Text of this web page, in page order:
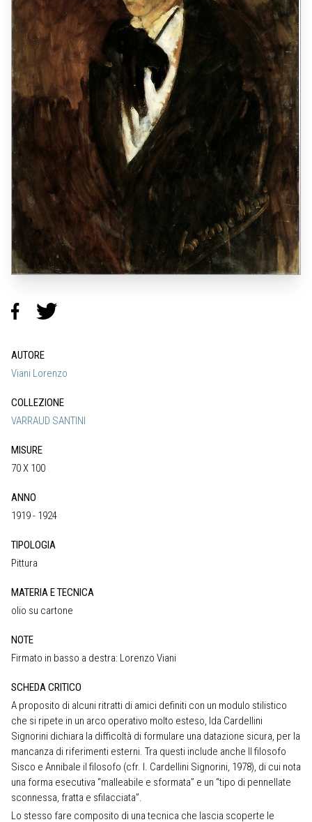
AUTORE
Viani Lorenzo
COLLEZIONE
VARRAUD SANTINI
MISURE
70 X 100
ANNO
1919 - 1924
TIPOLOGIA
Pittura
MATERIA E TECNICA
olio su cartone
NOTE
Firmato in basso a destra: Lorenzo Viani
SCHEDA CRITICO
A proposito di alcuni ritratti di amici definiti con un modulo stilistico
che si ripete in un arco operativo molto esteso, Ida Cardellini
Signorini dichiara la difficoltà di formulare una datazione sicura, per la
mancanza di riferimenti esterni. Tra questi include anche Il filosofo
Sisco e Annibale il filosofo (cfr. I. Cardellini Signorini, 1978), di cui nota
una forma esecutiva “malleabile e sformata” e un “tipo di pennellate
sconnessa, fratta e sfilacciata”.
Lo stesso fare composito di una tecnica che lascia scoperte le